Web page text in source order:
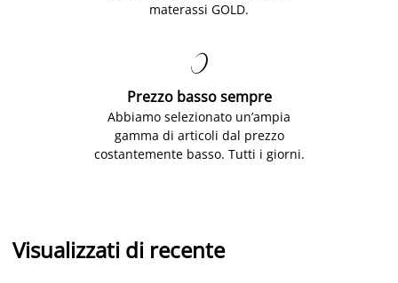
materassi GOLD.

Prezzo basso sempre
Abbiamo selezionato un’ampia
gamma di articoli dal prezzo
costantemente basso. Tutti i giorni.
Visualizzati di recente